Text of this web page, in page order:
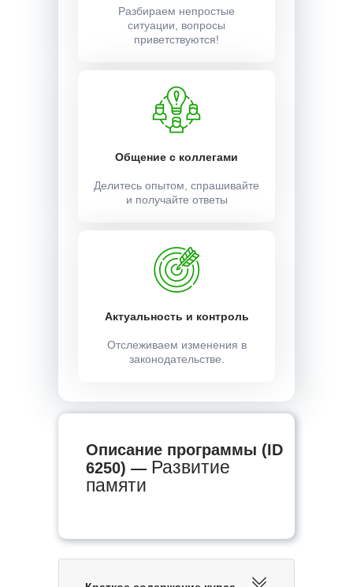
Разбираем непростые
ситуации, вопросы
приветствуются!
Общение с коллегами
Делитесь опытом, спрашивайте
и получайте ответы
Актуальность и контроль
Отслеживаем изменения в
законодательстве.
Описание программы (ID
6250) — Развитие
памяти